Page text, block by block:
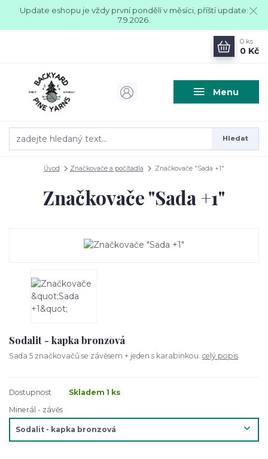
Update eshopu je vždy první pondělí v měsíci, příští update:
7.9.2026.
Menu
Hledat
0 ks
0 Kč
Úvod Značkovače a počítadla Značkovače "Sada +1"
Značkovače "Sada +1"
Sodalit - kapka bronzová
Sada 5 značkovačů se závěsem + jeden s karabinkou. celý popis
Dostupnost
Skladem 1 ks
Minerál - závěs